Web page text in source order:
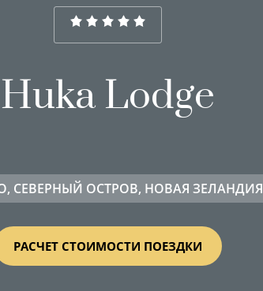
Huka Lodge
СЕВЕРНЫЙ ОСТРОВ, НОВАЯ ЗЕЛАНДИЯ
РАСЧЕТ СТОИМОСТИ ПОЕЗДКИ